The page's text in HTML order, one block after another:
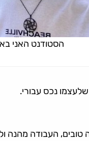
הסטודנט האני
נכס עבורי.
העבודה מהנה